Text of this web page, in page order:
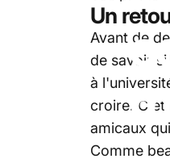
Un
Avant de
de savoir
à
croire.
amicaux
Comme